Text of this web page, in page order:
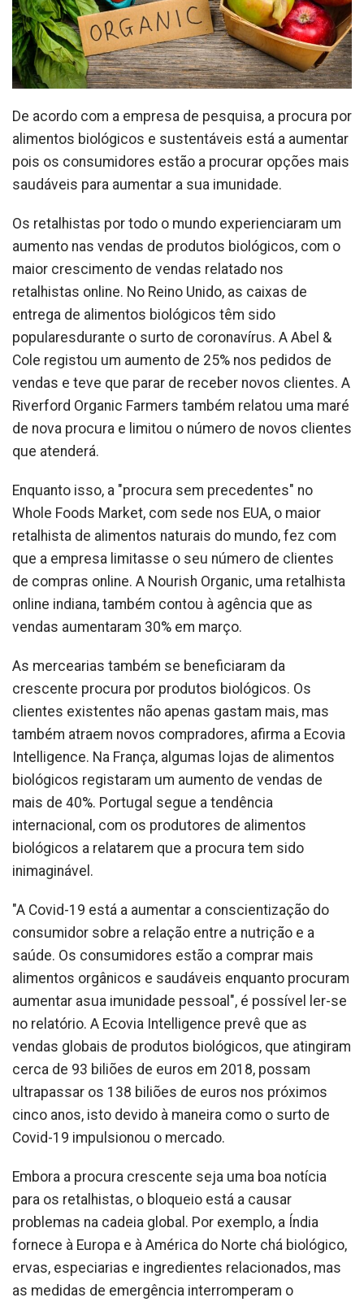
De acordo com a empresa de pesquisa, a procura por
alimentos biológicos e sustentáveis está a aumentar
pois os consumidores estão a procurar opções mais
saudáveis para aumentar a sua imunidade.
Os retalhistas por todo o mundo experienciaram um
aumento nas vendas de produtos biológicos, com o
maior crescimento de vendas relatado nos
retalhistas online. No Reino Unido, as caixas de
entrega de alimentos biológicos têm sido
popularesdurante o surto de coronavírus. A Abel &
Cole registou um aumento de 25% nos pedidos de
vendas e teve que parar de receber novos clientes. A
Riverford Organic Farmers também relatou uma maré
de nova procura e limitou o número de novos clientes
que atenderá.
Enquanto isso, a "procura sem precedentes" no
Whole Foods Market, com sede nos EUA, o maior
retalhista de alimentos naturais do mundo, fez com
que a empresa limitasse o seu número de clientes
de compras online. A Nourish Organic, uma retalhista
online indiana, também contou à agência que as
vendas aumentaram 30% em março.
As mercearias também se beneficiaram da
crescente procura por produtos biológicos. Os
clientes existentes não apenas gastam mais, mas
também atraem novos compradores, afirma a Ecovia
Intelligence. Na França, algumas lojas de alimentos
biológicos registaram um aumento de vendas de
mais de 40%. Portugal segue a tendência
internacional, com os produtores de alimentos
biológicos a relatarem que a procura tem sido
inimaginável.
"A Covid-19 está a aumentar a conscientização do
consumidor sobre a relação entre a nutrição e a
saúde. Os consumidores estão a comprar mais
alimentos orgânicos e saudáveis ​​enquanto procuram
aumentar asua imunidade pessoal", é possível ler-se
no relatório. A Ecovia Intelligence prevê que as
vendas globais de produtos biológicos, que atingiram
cerca de 93 biliões de euros em 2018, possam
ultrapassar os 138 biliões de euros nos próximos
cinco anos, isto devido à maneira como o surto de
Covid-19 impulsionou o mercado.
Embora a procura crescente seja uma boa notícia
para os retalhistas, o bloqueio está a causar
problemas na cadeia global. Por exemplo, a Índia
fornece à Europa e à América do Norte chá biológico,
ervas, especiarias e ingredientes relacionados, mas
as medidas de emergência interromperam o